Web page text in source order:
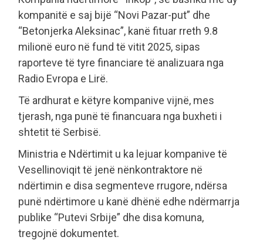
kompanitë e saj bijë “Novi Pazar-put” dhe
“Betonjerka Aleksinac”, kanë fituar rreth 9.8
milionë euro në fund të vitit 2025, sipas
raporteve të tyre financiare të analizuara nga
Radio Evropa e Lirë.
Të ardhurat e këtyre kompanive vijnë, mes
tjerash, nga punë të financuara nga buxheti i
shtetit të Serbisë.
Ministria e Ndërtimit u ka lejuar kompanive të
Vesellinoviqit të jenë nënkontraktore në
ndërtimin e disa segmenteve rrugore, ndërsa
punë ndërtimore u kanë dhënë edhe ndërmarrja
publike “Putevi Srbije” dhe disa komuna,
tregojnë dokumentet.